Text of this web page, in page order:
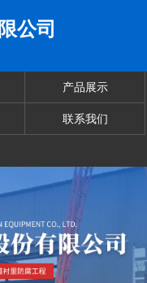
公司
产品展示
联系我们